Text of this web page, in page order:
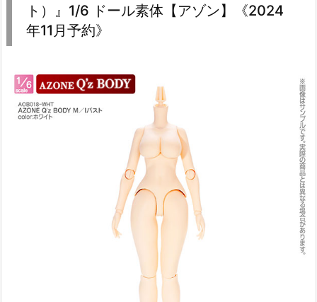
ト）』1/6 ドール素体【アゾン】《2024
年11月予約》